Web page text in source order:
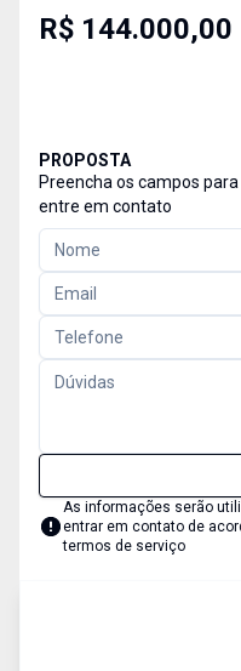
R$ 144.000,00
PROPOSTA
Preencha os campos
entre em contato
As informações serão
entrar em contato de
termos de serviço